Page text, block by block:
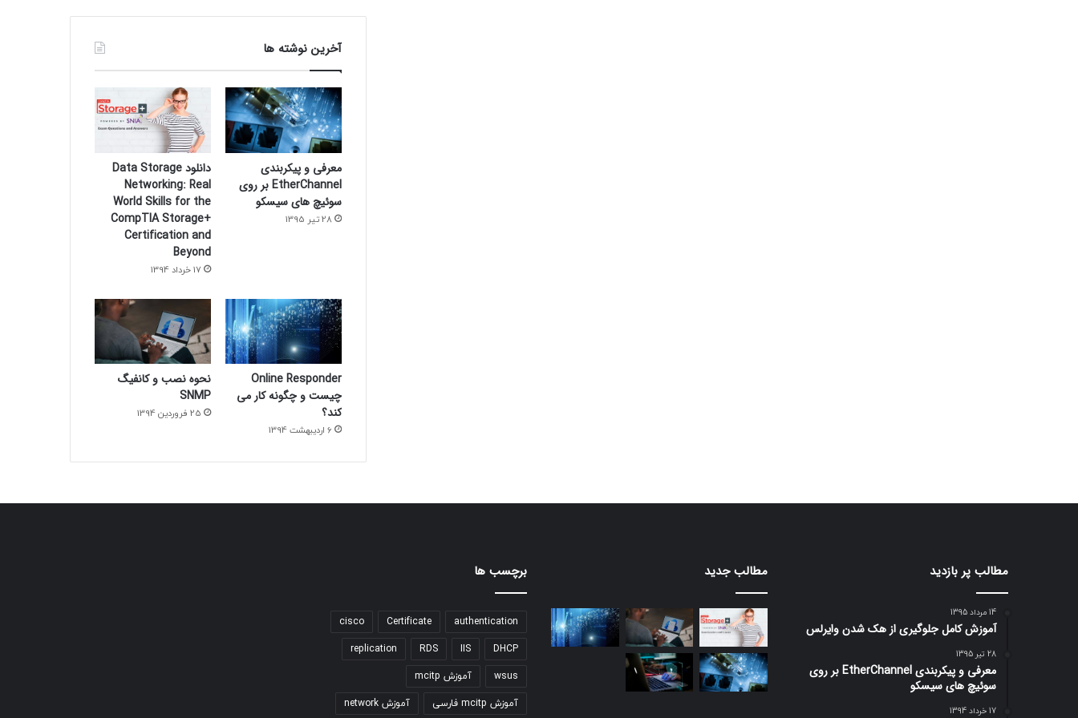
آخرین نوشته ها
معرفی و پیکربندی
EtherChannel بر روی
سوئیچ های سیسکو
28 تیر 1395
دانلود Data Storage
Networking: Real
World Skills for the
CompTIA Storage+
Certification and
Beyond
17 خرداد 1394
Online Responder
چیست و چگونه کار می
کند؟
6 اردیبهشت 1394
نحوه نصب و کانفیگ
SNMP
25 فروردین 1394
مطالب پر بازدید
14 مرداد 1395
آموزش کامل جلوگیری از هک شدن وایرلس
28 تیر 1395
معرفی و پیکربندی EtherChannel بر روی
سوئیچ های سیسکو
17 خرداد 1394
مطالب جدید برچسب ها
authentication
Certificate
cisco
DHCP
IIS
RDS
replication
wsus آموزش mcitp
آموزش mcitp فارسی آموزش network